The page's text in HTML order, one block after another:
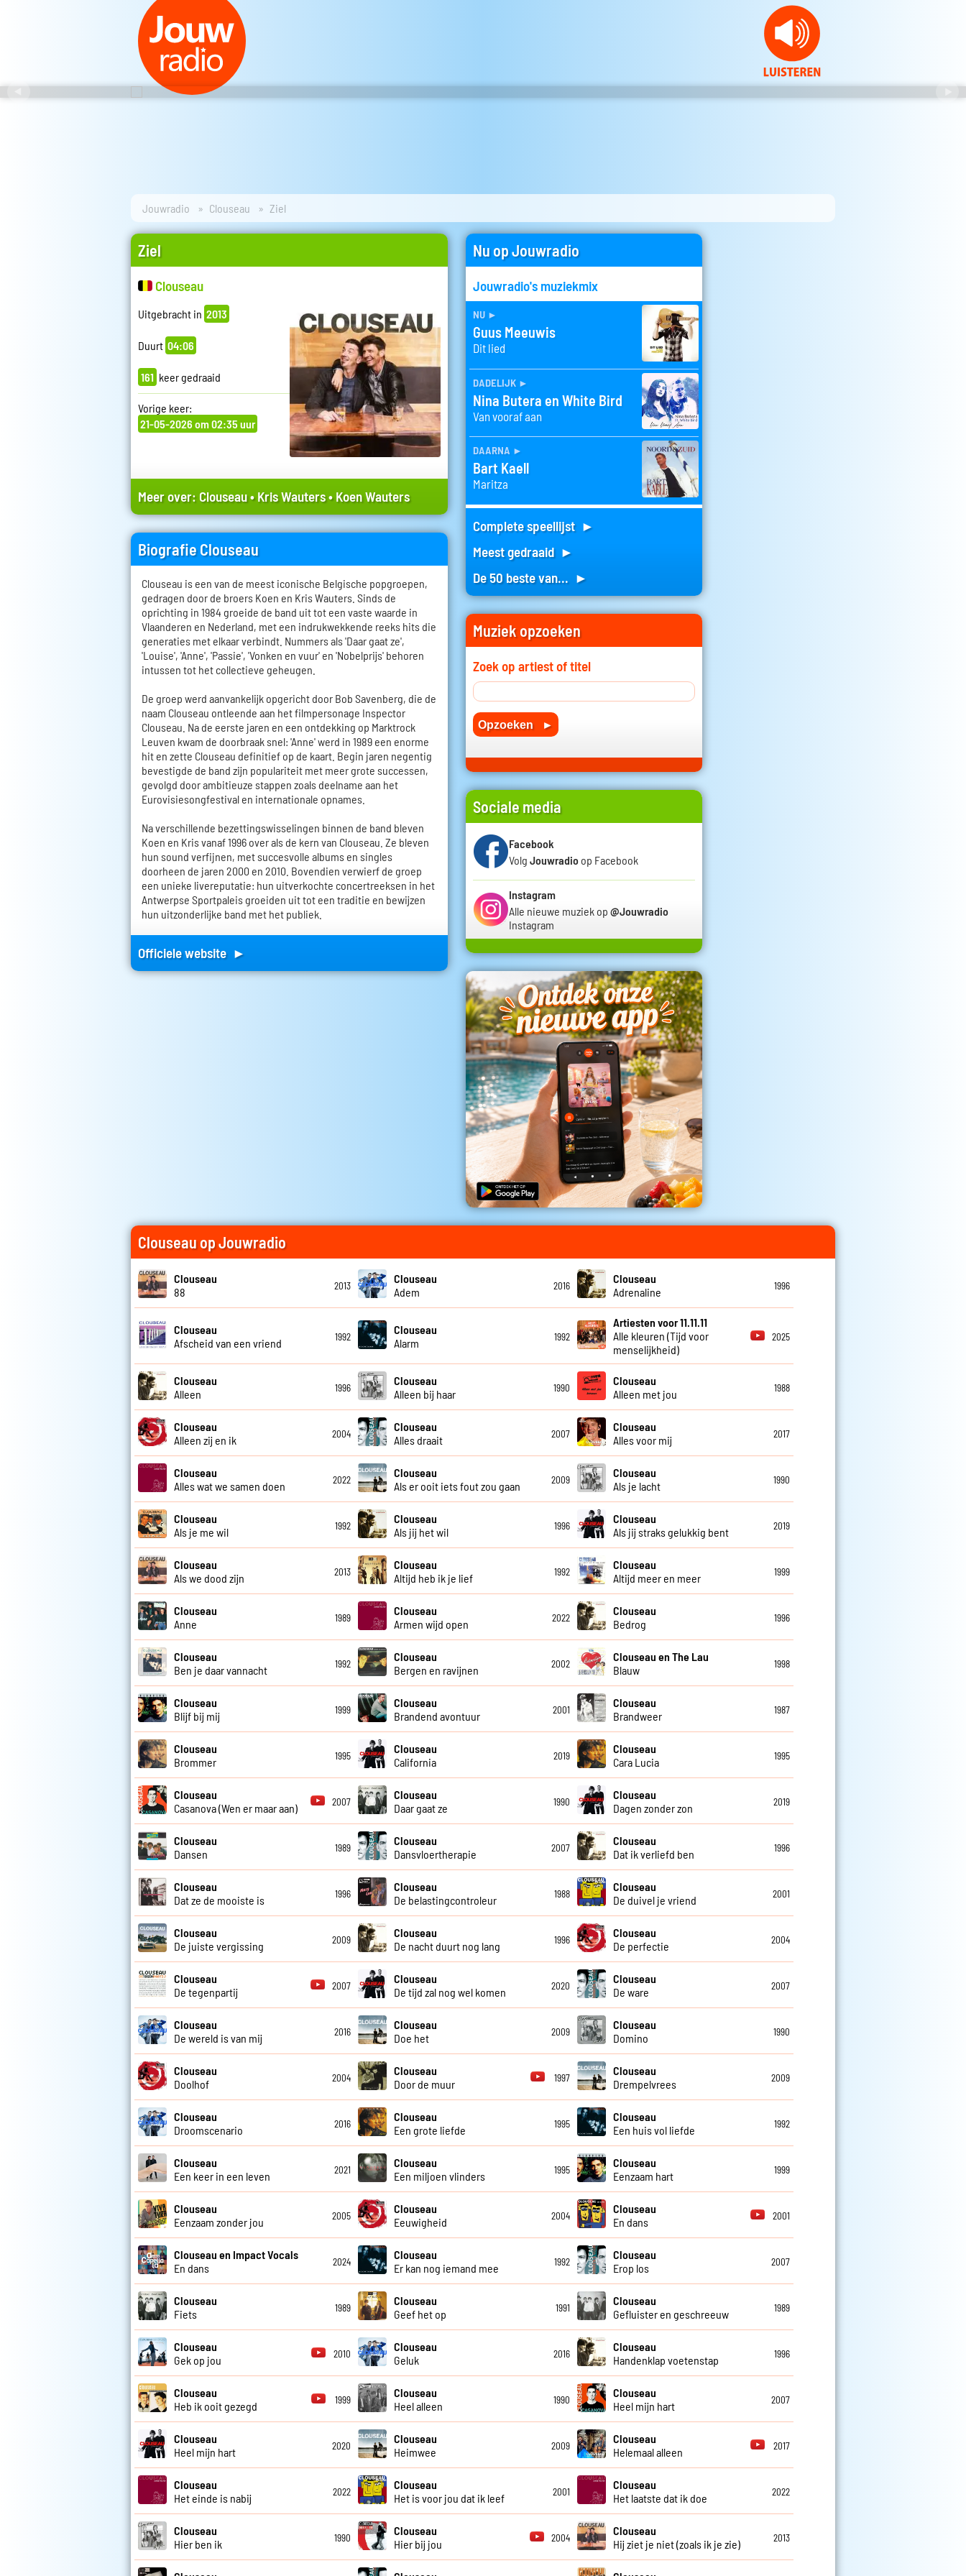
Jouwradio Clouseau Ziel
Ziel
Clouseau
Uitgebracht in 2013
Duurt 04:06
161 keer gedraaid
Vorige keer:
21-05-2026 om 02:35 uur
Meer over: Clouseau•Kris Wauters•Koen Wauters
Biografie Clouseau
Clouseau is een van de meest iconische Belgische popgroepen,
gedragen door de broers Koen en Kris Wauters. Sinds de
oprichting in 1984 groeide de band uit tot een vaste waarde in
Vlaanderen en Nederland, met een indrukwekkende reeks hits die
generaties met elkaar verbindt. Nummers als 'Daar gaat ze',
'Louise', 'Anne', 'Passie', 'Vonken en vuur' en 'Nobelprijs' behoren
intussen tot het collectieve geheugen.
De groep werd aanvankelijk opgericht door Bob Savenberg, die de
naam Clouseau ontleende aan het filmpersonage Inspector
Clouseau. Na de eerste jaren en een ontdekking op Marktrock
Leuven kwam de doorbraak snel: 'Anne' werd in 1989 een enorme
hit en zette Clouseau definitief op de kaart. Begin jaren negentig
bevestigde de band zijn populariteit met meer grote successen,
gevolgd door ambitieuze stappen zoals deelname aan het
Eurovisiesongfestival en internationale opnames.
Na verschillende bezettingswisselingen binnen de band bleven
Koen en Kris vanaf 1996 over als de kern van Clouseau. Ze bleven
hun sound verfijnen, met succesvolle albums en singles
doorheen de jaren 2000 en 2010. Bovendien verwierf de groep
een unieke livereputatie: hun uitverkochte concertreeksen in het
Antwerpse Sportpaleis groeiden uit tot een traditie en bewijzen
hun uitzonderlijke band met het publiek.
Officiele website ►
Nu op Jouwradio
Jouwradio's muziekmix
nu ►
Guus Meeuwis
Dit lied
dadelijk ►
Nina Butera en White Bird
Van vooraf aan
daarna ►
Bart Kaell
Maritza
Complete speellijst ►
Meest gedraaid ►
De 50 beste van... ►
Muziek opzoeken
Zoek op artiest of titel
Sociale media
Facebook
Volg Jouwradio op Facebook
Instagram
Alle nieuwe muziek op @Jouwradio
Instagram
Clouseau op Jouwradio
Clouseau
88
2013
Clouseau
Adem
2016
Clouseau
Adrenaline
1996
Clouseau
Afscheid van een vriend
1992
Clouseau
Alarm
1992
Artiesten voor 11.11.11
Alle kleuren (Tijd voor
menselijkheid)
2025
Clouseau
Alleen
1996
Clouseau
Alleen bij haar
1990
Clouseau
Alleen met jou
1988
Clouseau
Alleen zij en ik
2004
Clouseau
Alles draait
2007
Clouseau
Alles voor mij
2017
Clouseau
Alles wat we samen doen
2022
Clouseau
Als er ooit iets fout zou gaan
2009
Clouseau
Als je lacht
1990
Clouseau
Als je me wil
1992
Clouseau
Als jij het wil
1996
Clouseau
Als jij straks gelukkig bent
2019
Clouseau
Als we dood zijn
2013
Clouseau
Altijd heb ik je lief
1992
Clouseau
Altijd meer en meer
1999
Clouseau
Anne
1989
Clouseau
Armen wijd open
2022
Clouseau
Bedrog
1996
Clouseau
Ben je daar vannacht
1992
Clouseau
Bergen en ravijnen
2002
Clouseau en The Lau
Blauw
1998
Clouseau
Blijf bij mij
1999
Clouseau
Brandend avontuur
2001
Clouseau
Brandweer
1987
Clouseau
Brommer
1995
Clouseau
California
2019
Clouseau
Cara Lucia
1995
Clouseau
Casanova (Wen er maar aan)
2007
Clouseau
Daar gaat ze
1990
Clouseau
Dagen zonder zon
2019
Clouseau
Dansen
1989
Clouseau
Dansvloertherapie
2007
Clouseau
Dat ik verliefd ben
1996
Clouseau
Dat ze de mooiste is
1996
Clouseau
De belastingcontroleur
1988
Clouseau
De duivel je vriend
2001
Clouseau
De juiste vergissing
2009
Clouseau
De nacht duurt nog lang
1996
Clouseau
De perfectie
2004
Clouseau
De tegenpartij
2007
Clouseau
De tijd zal nog wel komen
2020
Clouseau
De ware
2007
Clouseau
De wereld is van mij
2016
Clouseau
Doe het
2009
Clouseau
Domino
1990
Clouseau
Doolhof
2004
Clouseau
Door de muur
1997
Clouseau
Drempelvrees
2009
Clouseau
Droomscenario
2016
Clouseau
Een grote liefde
1995
Clouseau
Een huis vol liefde
1992
Clouseau
Een keer in een leven
2021
Clouseau
Een miljoen vlinders
1995
Clouseau
Eenzaam hart
1999
Clouseau
Eenzaam zonder jou
2005
Clouseau
Eeuwigheid
2004
Clouseau
En dans
2001
Clouseau en Impact Vocals
En dans
2024
Clouseau
Er kan nog iemand mee
1992
Clouseau
Erop los
2007
Clouseau
Fiets
1989
Clouseau
Geef het op
1991
Clouseau
Gefluister en geschreeuw
1989
Clouseau
Gek op jou
2010
Clouseau
Geluk
2016
Clouseau
Handenklap voetenstap
1996
Clouseau
Heb ik ooit gezegd
1999
Clouseau
Heel alleen
1990
Clouseau
Heel mijn hart
2007
Clouseau
Heel mijn hart
2020
Clouseau
Heimwee
2009
Clouseau
Helemaal alleen
2017
Clouseau
Het einde is nabij
2022
Clouseau
Het is voor jou dat ik leef
2001
Clouseau
Het laatste dat ik doe
2022
Clouseau
Hier ben ik
1990
Clouseau
Hier bij jou
2004
Clouseau
Hij ziet je niet (zoals ik je zie)
2013